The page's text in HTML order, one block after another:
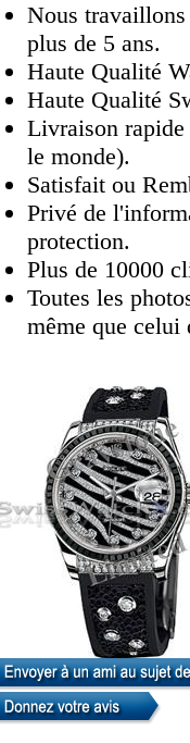
Nous
plus de 5 ans.
Haute Qualité
Haute Qualité
Livraison
le monde).
Satisfait ou
Privé de
protection.
Plus de 10000
Toutes les
même que celui